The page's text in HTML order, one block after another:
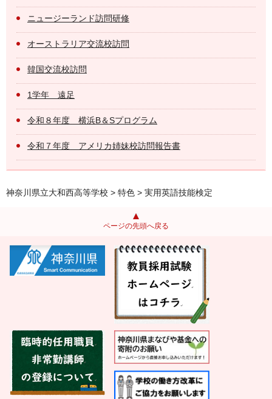
ニュージーランド訪問研修
オーストラリア交流校訪問
韓国交流校訪問
1学年 遠足
令和８年度 横浜B＆Sプログラム
令和７年度 アメリカ姉妹校訪問報告書
神奈川県立大和西高等学校 > 特色 > 実用英語技能検定
ページの先頭へ戻る